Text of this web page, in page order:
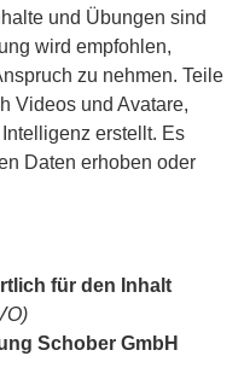
und Übungen sind
wird empfohlen,
zu nehmen. Teile
Videos und Avatare,
erstellt. Es
Daten erhoben oder
für den Inhalt
Schober GmbH